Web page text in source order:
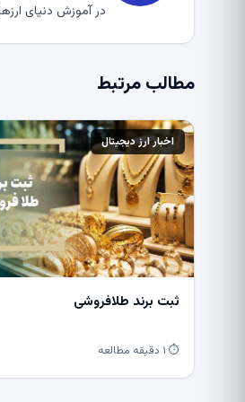
در آموزش دنیای
مطالب مرتبط
اخبار ارز دیجیتال
ثبت برند طلافروشی
⏱ ۱ دقیقه مطالعه